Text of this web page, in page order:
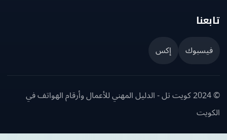
إكس
© 2024 كويت تل - الدليل المهني للأعمال وأرقام الهواتف في